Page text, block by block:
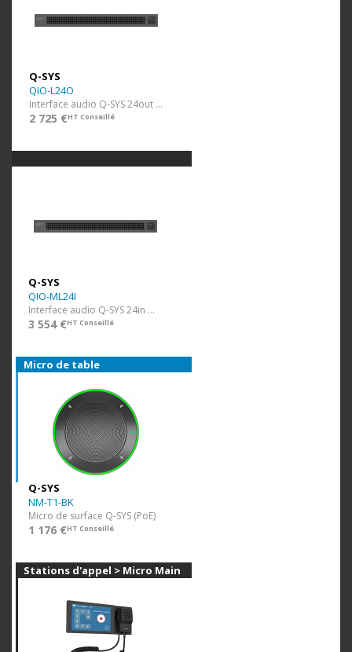
Q-SYS
QIO-L24O
Interface audio Q-SYS 24out line
2 725 €HT Conseillé
Q-SYS
QIO-ML24I
Interface audio Q-SYS 24in mic/line
3 554 €HT Conseillé
Micro de table
Q-SYS
NM-T1-BK
Micro de surface Q-SYS (PoE)
1 176 €HT Conseillé
Stations d'appel > Micro Main